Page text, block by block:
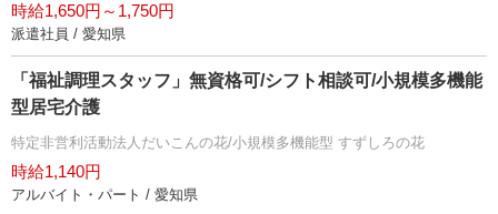
時給1,650円～1,750円
派遣社員 / 愛知県
「福祉調理スタッフ」無資格可/シフト相談可/小規模多機能
型居宅介護
特定非営利活動法人だいこんの花/小規模多機能型 すずしろの花
時給1,140円
アルバイト・パート / 愛知県